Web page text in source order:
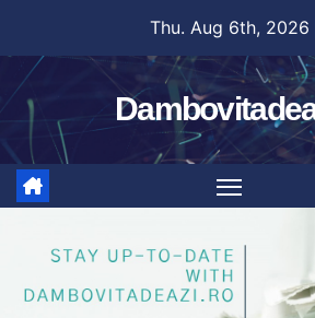
content
Thu. Aug 6th, 2026